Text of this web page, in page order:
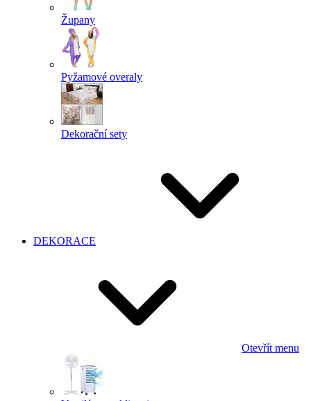
Župany
Pyžamové overaly
Dekorační sety
DEKORACE
Otevřít menu